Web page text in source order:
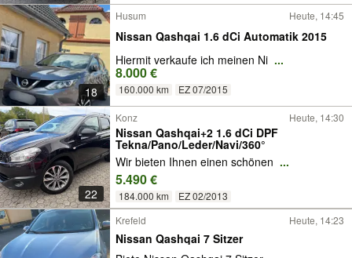
18
Husum Heute, 14:45
Nissan Qashqai 1.6 dCi Automatik 2015
Hiermit verkaufe ich meinen Ni ...
8.000 €
160.000 km EZ 07/2015
22
Konz Heute, 14:30
Nissan Qashqai+2 1.6 dCi DPF
Tekna/Pano/Leder/Navi/360°
Wir bieten Ihnen einen schönen ...
5.490 €
184.000 km
EZ 02/2013
Krefeld
Heute, 14:23
Nissan Qashqai 7 Sitzer